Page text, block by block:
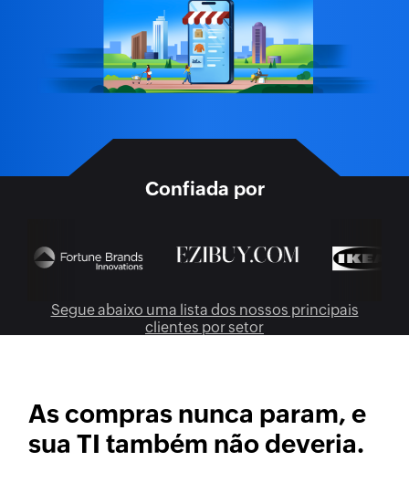
Confiada por
Segue abaixo uma lista dos nossos principais
clientes por setor
As compras nunca param, e
sua TI também não deveria.